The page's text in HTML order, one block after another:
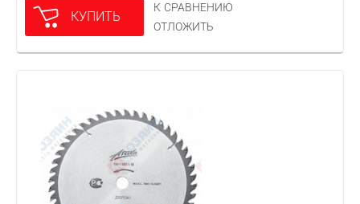
КУПИТЬ
К СРАВНЕНИЮ
ОТЛОЖИТЬ